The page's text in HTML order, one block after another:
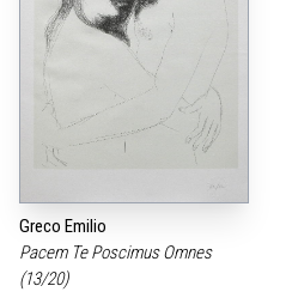
Greco Emilio
Pacem Te Poscimus Omnes
(13/20)